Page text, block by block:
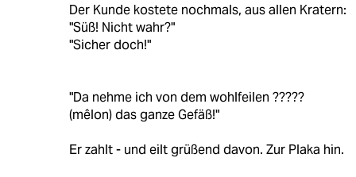
Der Kunde kostete nochmals, aus allen Kratern:
"Süß! Nicht wahr?"
"Sicher doch!"
"Da nehme ich von dem wohlfeilen ?????
(mêlon) das ganze Gefäß!"
Er zahlt - und eilt grüßend davon. Zur Plaka hin.